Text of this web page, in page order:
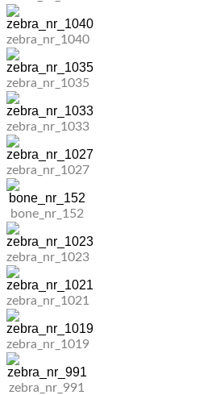
zebra_nr_1040
zebra_nr_1035
zebra_nr_1033
zebra_nr_1027
bone_nr_152
zebra_nr_1023
zebra_nr_1021
zebra_nr_1019
zebra_nr_991